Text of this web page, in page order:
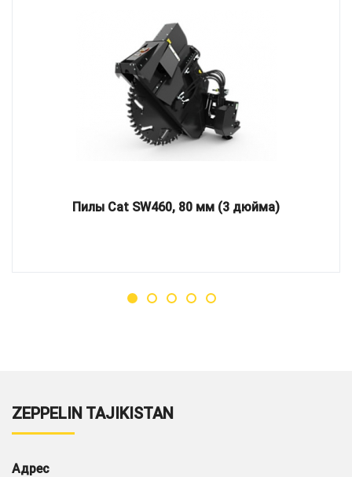
Пилы Cat SW460, 80 мм (3 дюйма)
ZEPPELIN TAJIKISTAN
Адрес